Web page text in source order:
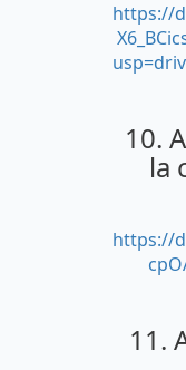
https://
10.
la
https://
11.